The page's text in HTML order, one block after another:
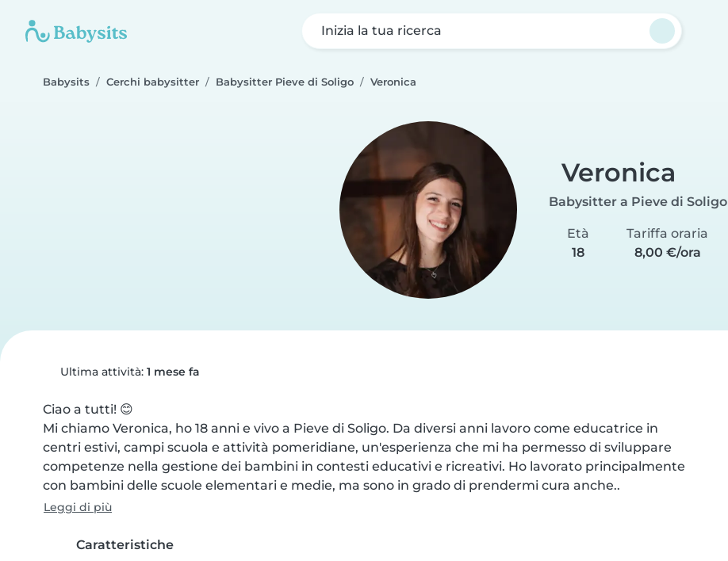
Inizia la tua ricerca
Babysits Cerchi babysitter Babysitter Pieve di Soligo Veronica
Veronica
Babysitter a Pieve di Soligo
Età
18
Tariffa oraria
8,00 €/ora
Ultima attività: 1 mese fa
Ciao a tutti! 😊
Mi chiamo Veronica, ho 18 anni e vivo a Pieve di Soligo. Da diversi anni lavoro come educatrice in
centri estivi, campi scuola e attività pomeridiane, un'esperienza che mi ha permesso di sviluppare
competenze nella gestione dei bambini in contesti educativi e ricreativi. Ho lavorato principalmente
con bambini delle scuole elementari e medie, ma sono in grado di prendermi cura anche..
Leggi di più
Caratteristiche